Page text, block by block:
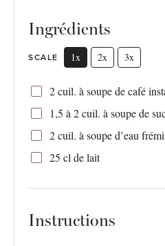
Ingrédients
SCALE 1x 2x 3x
2cuil. à soupe de café
1,5 à 2 cuil. à soupe de
2cuil. à soupe d’eau
25 cl de lait
Instructions